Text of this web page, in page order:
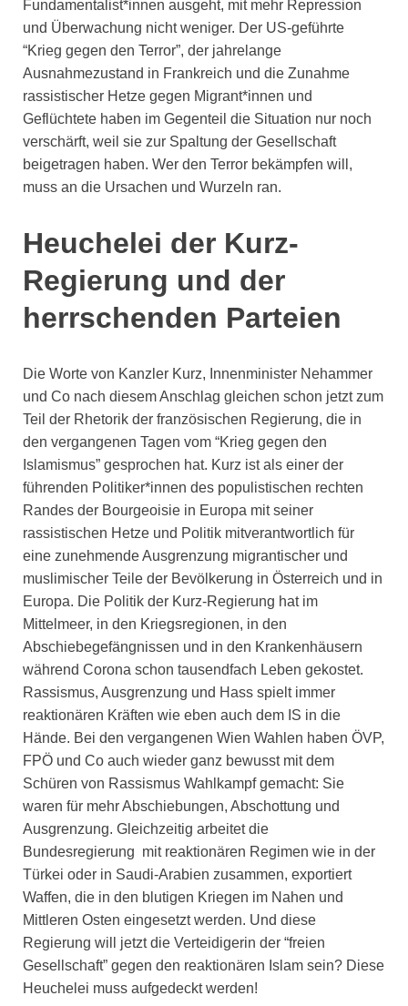
Fundamentalist*innen ausgeht, mit mehr Repression
und Überwachung nicht weniger. Der US-geführte
“Krieg gegen den Terror”, der jahrelange
Ausnahmezustand in Frankreich und die Zunahme
rassistischer Hetze gegen Migrant*innen und
Geflüchtete haben im Gegenteil die Situation nur noch
verschärft, weil sie zur Spaltung der Gesellschaft
beigetragen haben. Wer den Terror bekämpfen will,
muss an die Ursachen und Wurzeln ran.
Heuchelei der Kurz-
Regierung und der
herrschenden Parteien
Die Worte von Kanzler Kurz, Innenminister Nehammer
und Co nach diesem Anschlag gleichen schon jetzt zum
Teil der Rhetorik der französischen Regierung, die in
den vergangenen Tagen vom “Krieg gegen den
Islamismus” gesprochen hat. Kurz ist als einer der
führenden Politiker*innen des populistischen rechten
Randes der Bourgeoisie in Europa mit seiner
rassistischen Hetze und Politik mitverantwortlich für
eine zunehmende Ausgrenzung migrantischer und
muslimischer Teile der Bevölkerung in Österreich und in
Europa. Die Politik der Kurz-Regierung hat im
Mittelmeer, in den Kriegsregionen, in den
Abschiebegefängnissen und in den Krankenhäusern
während Corona schon tausendfach Leben gekostet.
Rassismus, Ausgrenzung und Hass spielt immer
reaktionären Kräften wie eben auch dem IS in die
Hände. Bei den vergangenen Wien Wahlen haben ÖVP,
FPÖ und Co auch wieder ganz bewusst mit dem
Schüren von Rassismus Wahlkampf gemacht: Sie
waren für mehr Abschiebungen, Abschottung und
Ausgrenzung. Gleichzeitig arbeitet die
Bundesregierung mit reaktionären Regimen wie in der
Türkei oder in Saudi-Arabien zusammen, exportiert
Waffen, die in den blutigen Kriegen im Nahen und
Mittleren Osten eingesetzt werden. Und diese
Regierung will jetzt die Verteidigerin der “freien
Gesellschaft” gegen den reaktionären Islam sein? Diese
Heuchelei muss aufgedeckt werden!